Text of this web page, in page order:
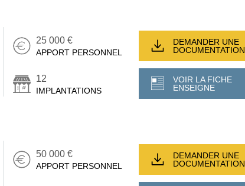
25 000 €
APPORT PERSONNEL
12
IMPLANTATIONS
DEMANDER UNE
DOCUMENTATION
VOIR LA FICHE
ENSEIGNE
50 000 €
APPORT PERSONNEL
DEMANDER UNE
DOCUMENTATION